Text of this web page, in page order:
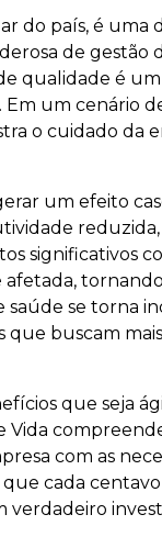
do país, é uma
de gestão
qualidade é um
um cenário
o cuidado da
um efeito
significativos
se torna
buscam
que seja
Vida
com as
cada
verdadeiro